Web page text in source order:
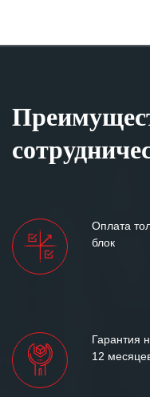
Оплата
блок
Гарантия
12